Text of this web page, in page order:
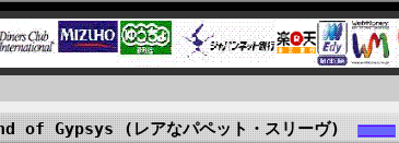
of Gypsys (レアなパペット・スリーヴ)